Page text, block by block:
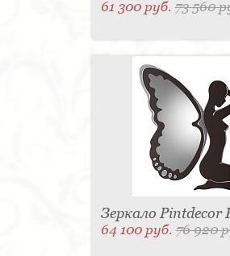
61 300 руб.73 560
Зеркало Pintdecor
64 100 руб.76 920